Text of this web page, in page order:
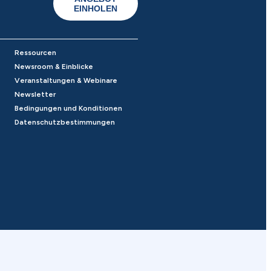
EINHOLEN
Ressourcen
Newsroom & Einblicke
Veranstaltungen & Webinare
Newsletter
Bedingungen und Konditionen
Datenschutzbestimmungen